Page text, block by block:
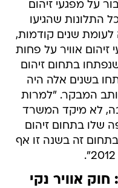
על מפגעי זיהום
עמד על 20% מסך כל התלונות שהגיעו
לעומת שנים קודמות,
אוויר על פחות
שנפתחו בתחום זיהום
בשנים אלה היה
יותר  פחות מ-8%", כותב המבקר. "למרות
לא מיקד המשרד
שלו בתחום זיהום
זה בשנה זו אף
אוויר נקי